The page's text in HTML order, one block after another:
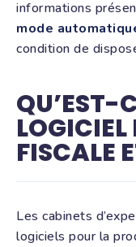
informations
mode
condition de
QU’EST-
LOGICIEL
FISCALE
Les cabinets
logiciels pour la